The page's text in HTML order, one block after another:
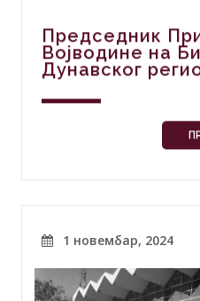
Председник
Војводине на
Дунавског
1 новембар, 2024